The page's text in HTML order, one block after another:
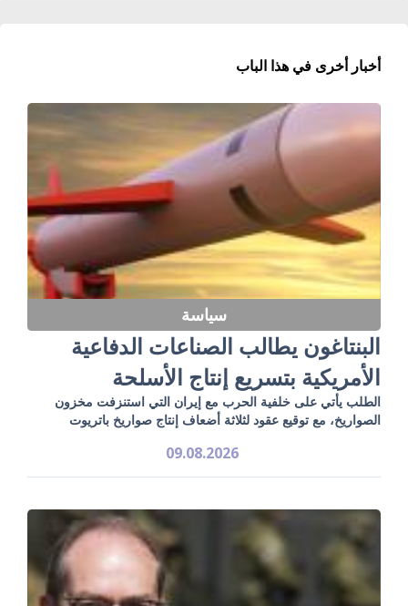
أخبار أخرى في هذا الباب
سياسة
البنتاغون يطالب الصناعات الدفاعية
الأمريكية بتسريع إنتاج الأسلحة
الطلب يأتي على خلفية الحرب مع إيران التي استنزفت مخزون
الصواريخ، مع توقيع عقود لثلاثة أضعاف إنتاج صواريخ باتريوت
09.08.2026